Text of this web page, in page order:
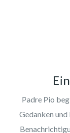
Padre Pio
Gedanken